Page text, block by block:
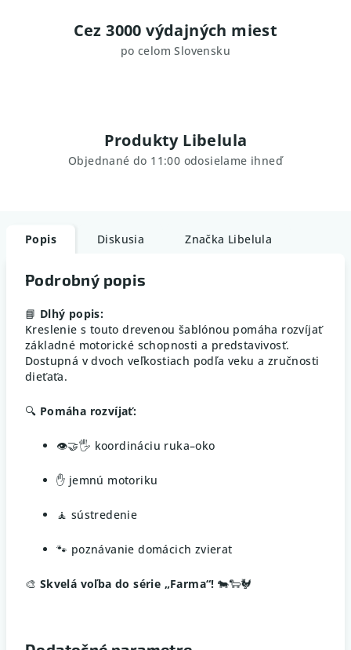
Cez 3000 výdajných miest
po celom Slovensku
Produkty Libelula
Objednané do 11:00 odosielame ihneď
Popis Diskusia Značka Libelula
Podrobný popis
📘 Dlhý popis:
Kreslenie s touto drevenou šablónou pomáha rozvíjať
základné motorické schopnosti a predstavivosť.
Dostupná v dvoch veľkostiach podľa veku a zručnosti
dieťaťa.
🔍 Pomáha rozvíjať:
👁️🤝🖐️ koordináciu ruka–oko
✋ jemnú motoriku
🧘 sústredenie
🐾 poznávanie domácich zvierat
🎨 Skvelá voľba do série „Farma“! 🐄🐑🐓